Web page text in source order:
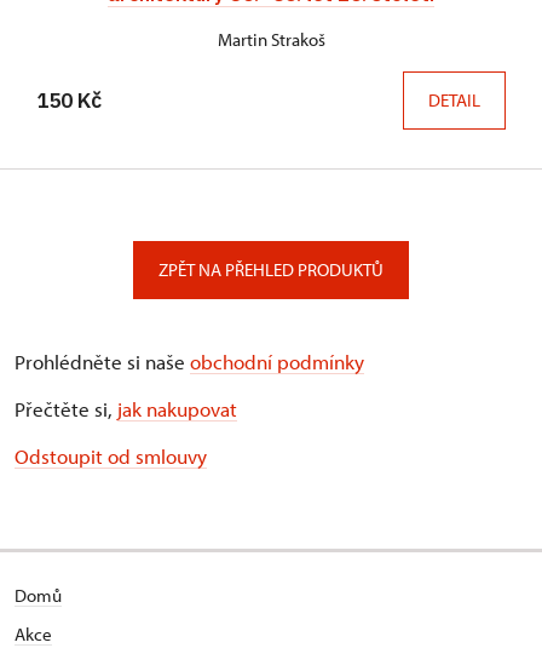
Martin Strakoš
150 Kč DETAIL
ZPĚT NA PŘEHLED PRODUKTŮ
Prohlédněte si naše obchodní podmínky
Přečtěte si, jak nakupovat
Odstoupit od smlouvy
Domů
Akce